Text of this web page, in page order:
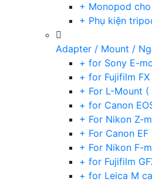
+ Monopod
+ Phụ kiện
Adapter / Mount /
+ for Sony E-
+ for Fujifilm
+ For L-Mount (
+ for Canon
+ For Nikon Z-
+ For Canon EF
+ For Nikon F-
+ for Fujifilm
+ for Leica M